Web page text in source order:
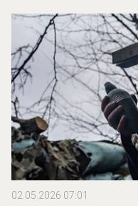
02.05.2026 07:01